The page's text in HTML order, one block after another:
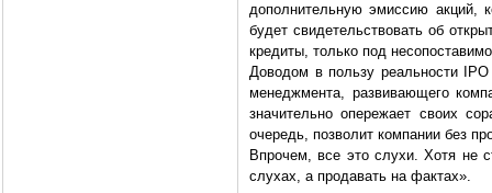
дополнительную эмиссию акций,
будет свидетельствовать об
кредиты, только под
Доводом в пользу реальности
менеджмента, развивающего
значительно опережает своих
очередь, позволит компании без
Впрочем, все это слухи. Хотя не
слухах, а продавать на фактах».